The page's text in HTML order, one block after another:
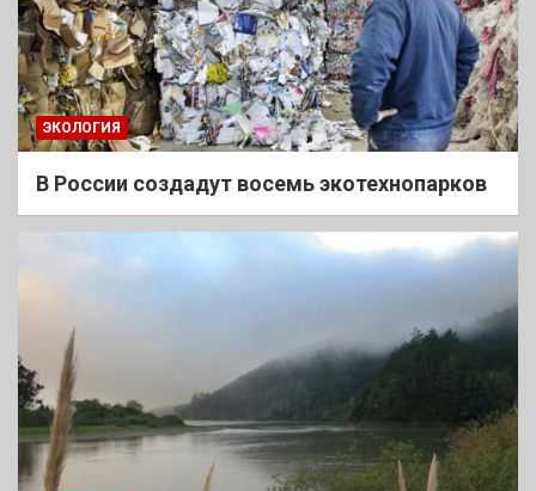
ЭКОЛОГИЯ
В России создадут восемь экотехнопарков